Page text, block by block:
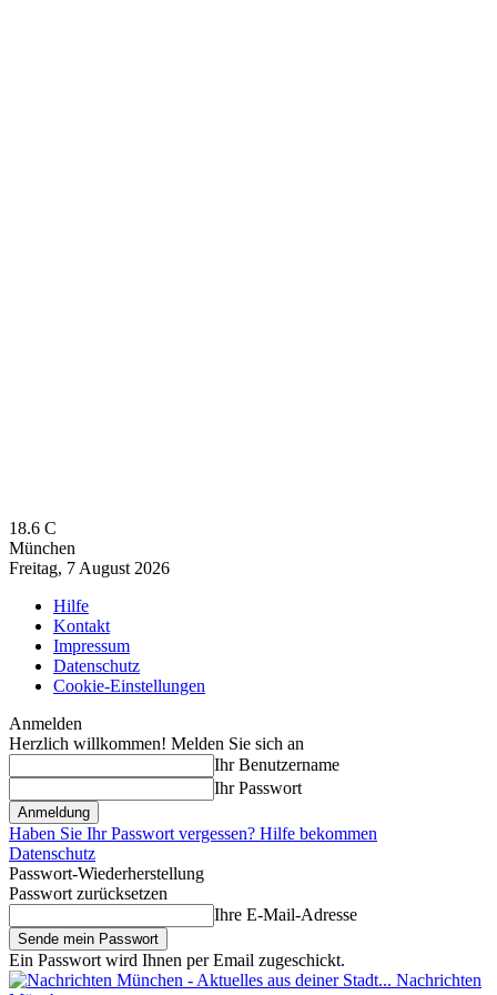
18.6 C
München
Freitag, 7 August 2026
Hilfe
Kontakt
Impressum
Datenschutz
Cookie-Einstellungen
Anmelden
Herzlich willkommen! Melden Sie sich an
Ihr Benutzername
Ihr Passwort
Haben Sie Ihr Passwort vergessen? Hilfe bekommen
Datenschutz
Passwort-Wiederherstellung
Passwort zurücksetzen
Ihre E-Mail-Adresse
Ein Passwort wird Ihnen per Email zugeschickt.
Nachrichten